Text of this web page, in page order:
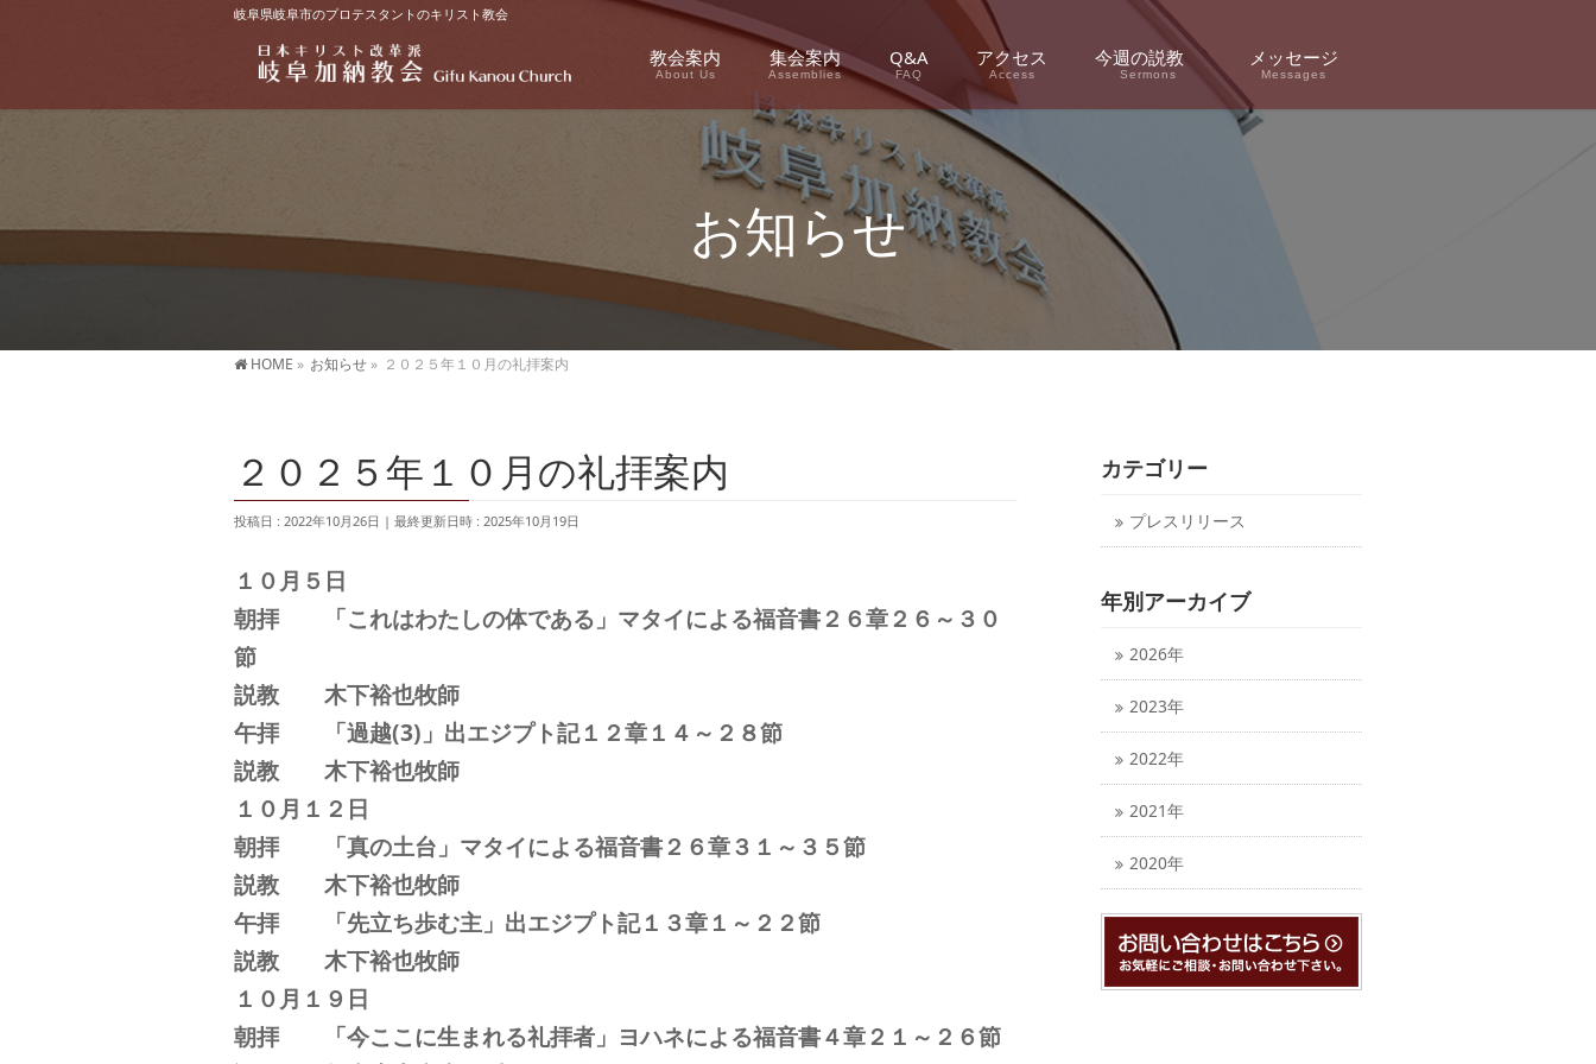
岐阜県岐阜市のプロテスタントのキリスト教会
教会案内
About Us
集会案内
Assemblies
Q&A
FAQ
アクセス
Access
今週の説教
Sermons
メッセージ
Messages
お知らせ
HOME » お知らせ » ２０２５年１０月の礼拝案内
２０２５年１０月の礼拝案内
投稿日 : 2022年10月26日 最終更新日時 : 2025年10月19日
１０月５日
朝拝 「これはわたしの体である」マタイによる福音書２６章２６～３０
節
説教 木下裕也牧師
午拝 「過越(3)」出エジプト記１２章１４～２８節
説教 木下裕也牧師
１０月１２日
朝拝 「真の土台」マタイによる福音書２６章３１～３５節
説教 木下裕也牧師
午拝 「先立ち歩む主」出エジプト記１３章１～２２節
説教 木下裕也牧師
１０月１９日
朝拝 「今ここに生まれる礼拝者」ヨハネによる福音書４章２１～２６節
カテゴリー
プレスリリース
年別アーカイブ
2026年
2023年
2022年
2021年
2020年